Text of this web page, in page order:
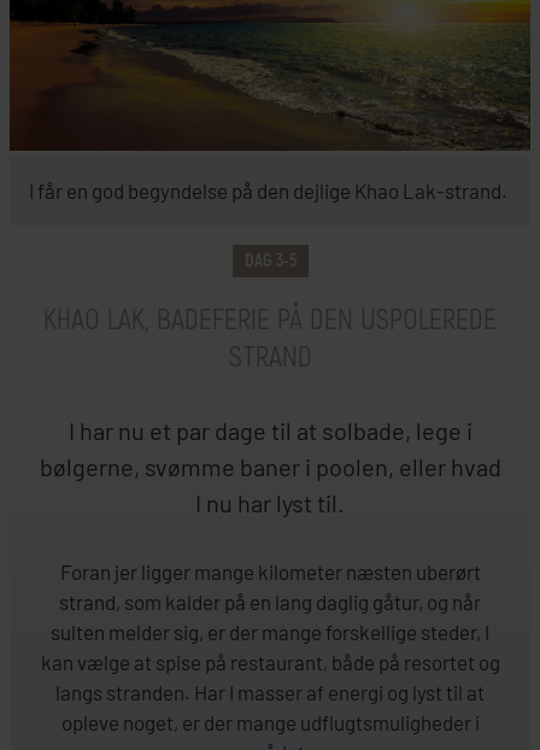
Khao Lak
+
I får en god begyndelse på den dejlige Khao Lak-strand.
DAG 3-5
KHAO LAK, BADEFERIE PÅ DEN USPOLEREDE
STRAND
I har nu et par dage til at solbade, lege i
bølgerne, svømme baner i poolen, eller hvad
I nu har lyst til.
Foran jer ligger mange kilometer næsten uberørt
strand, som kalder på en lang daglig gåtur, og når
sulten melder sig, er der mange forskellige steder, I
kan vælge at spise på restaurant, både på resortet og
langs stranden. Har I masser af energi og lyst til at
opleve noget, er der mange udflugtsmuligheder i